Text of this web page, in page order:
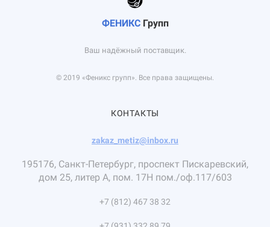
ФЕНИКС Групп
Ваш надёжный поставщик.
© 2019 «Феникс групп». Все права защищены.
КОНТАКТЫ
zakaz_metiz@inbox.ru
195176, Санкт-Петербург, проспект Пискаревский,
дом 25, литер А, пом. 17Н пом./оф.117/603
+7 (812) 467 38 32